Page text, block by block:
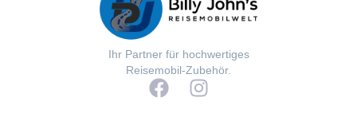
Ihr Partner für hochwertiges
Reisemobil-Zubehör.